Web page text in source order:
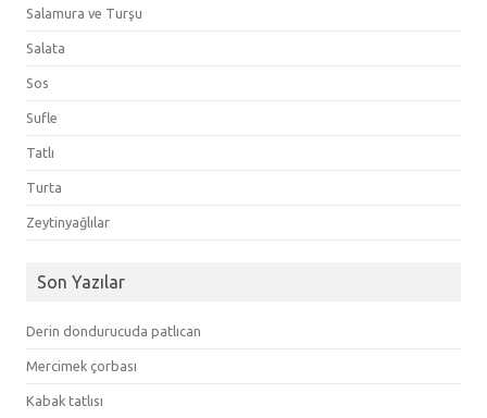
Salamura ve Turşu
Salata
Sos
Sufle
Tatlı
Turta
Zeytinyağlılar
Son Yazılar
Derin dondurucuda patlıcan
Mercimek çorbası
Kabak tatlısı